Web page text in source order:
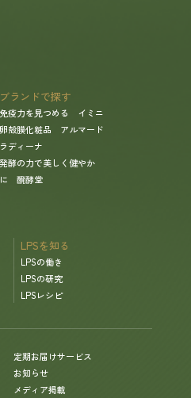
ブランドで探す
免疫力を見つめる イミニ
卵殻膜化粧品 アルマード
ラディーナ
発酵の力で美しく健やか
に 醗酵堂
LPSを知る
LPSの働き
LPSの研究
LPSレシピ
定期お届けサービス
お知らせ
メディア掲載